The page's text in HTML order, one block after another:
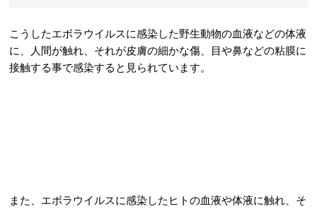
こうしたエボラウイルスに感染した野生動物の血液などの体液
に、人間が触れ、それが皮膚の細かな傷、目や鼻などの粘膜に
接触する事で感染すると見られています。
また、エボラウイルスに感染したヒトの血液や体液に触れ、そ